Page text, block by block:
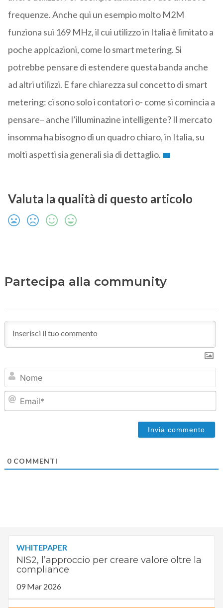
frequenze. Anche qui un esempio molto M2M
funziona sui 169 MHz, il cui utilizzo in Italia è limitato a
poche applcazioni, come lo smart metering. Si
potrebbe pensare di estendere questa banda anche
ad altri utilizzi. E fare chiarezza sul concetto di smart
metering: ci sono solo i contatori o- come si comincia a
pensare– anche l’illuminazine intelligente? Il mercato
insomma ha bisogno di un quadro chiaro, in Italia, su
molti aspetti sia generali sia di dettaglio.
Valuta la qualità di questo articolo
Partecipa alla community
0COMMENTI
WHITEPAPER
NIS2, l’approccio per creare valore oltre la
compliance
09 Mar 2026